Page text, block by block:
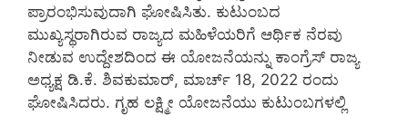
ಪ್ರಾರಂಭಿಸುವುದಾಗಿ ಘೋಷಿಸಿತು. ಕುಟುಂಬದ
ಮುಖ್ಯಸ್ಥರಾಗಿರುವ ರಾಜ್ಯದ ಮಹಿಳೆಯರಿಗೆ ಆರ್ಥಿಕ ನೆರವು
ನೀಡುವ ಉದ್ದೇಶದಿಂದ ಈ ಯೋಜನೆಯನ್ನು ಕಾಂಗ್ರೆಸ್ ರಾಜ್ಯ
ಅಧ್ಯಕ್ಷ ಡಿ.ಕೆ. ಶಿವಕುಮಾರ್, ಮಾರ್ಚ್ 18, 2022 ರಂದು
ಘೋಷಿಸಿದರು. ಗೃಹ ಲಕ್ಷ್ಮೀ ಯೋಜನೆಯು ಕುಟುಂಬಗಳಲ್ಲಿ